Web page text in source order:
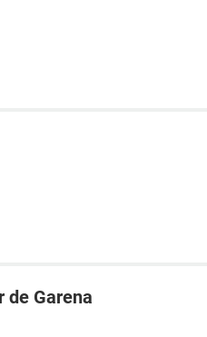
de Garena